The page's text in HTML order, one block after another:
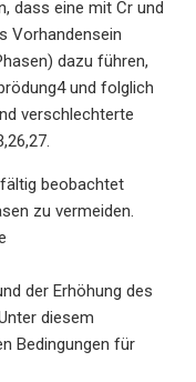
dass eine mit Cr und
Vorhandensein
dazu führen,
und folglich
verschlechterte
beobachtet
zu vermeiden.
der Erhöhung des
diesem
Bedingungen für